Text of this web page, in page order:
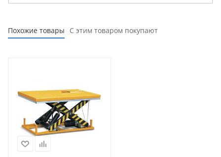
Похожие товары С этим товаром покупают